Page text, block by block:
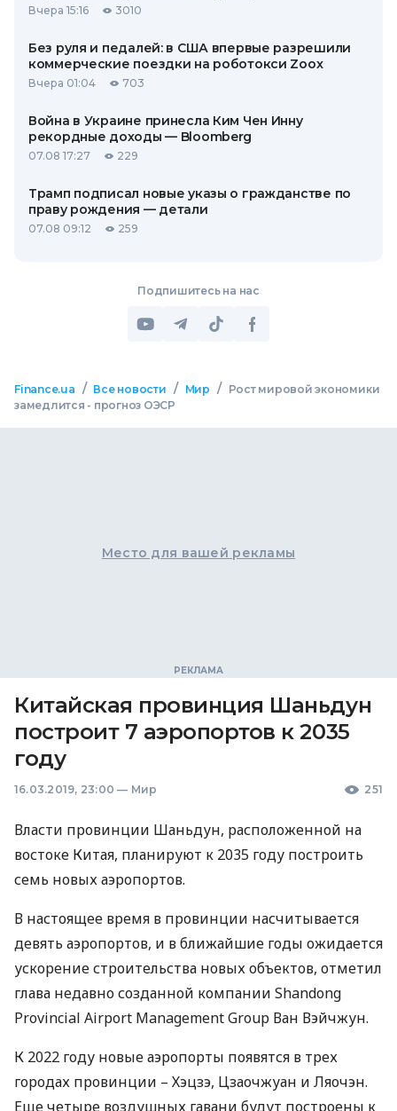
Вчера 15:16 3010
Без руля и педалей: в США впервые разрешили
коммерческие поездки на роботокси Zoox
Вчера 01:04 703
Война в Украине принесла Ким Чен Инну
рекордные доходы — Bloomberg
07.08 17:27 229
Трамп подписал новые указы о гражданстве по
праву рождения — детали
07.08 09:12 259
Подпишитесь на нас
Finance.ua / Все новости / Мир /
Рост мировой экономики
замедлится - прогноз ОЭСР
Место для вашей рекламы
Китайская провинция Шаньдун
построит 7 аэропортов к 2035
году
16.03.2019, 23:00 — Мир 251
Власти провинции Шаньдун, расположенной на
востоке Китая, планируют к 2035 году построить
семь новых аэропортов.
В настоящее время в провинции насчитывается
девять аэропортов, и в ближайшие годы ожидается
ускорение строительства новых объектов, отметил
глава недавно созданной компании Shandong
Provincial Airport Management Group Ван Вэйчжун.
К 2022 году новые аэропорты появятся в трех
городах провинции – Хэцзэ, Цзаочжуан и Ляочэн.
Еще четыре воздушных гавани будут построены к